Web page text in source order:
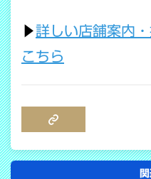
▶詳しい店舗案内
こちら